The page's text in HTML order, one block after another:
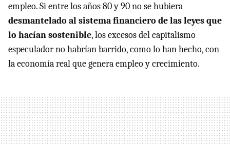
empleo. Si entre los años 80 y 90 no se hubiera
desmantelado al sistema financiero de las leyes que
lo hacían sostenible, los excesos del capitalismo
especulador no habrían barrido, como lo han hecho, con
la economía real que genera empleo y crecimiento.